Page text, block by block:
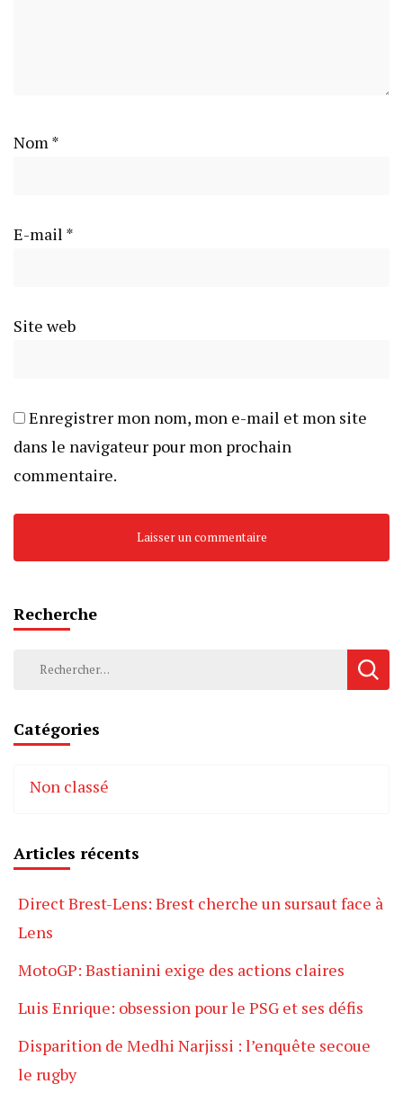
Nom *
E-mail *
Site web
Enregistrer mon nom, mon e-mail et mon site
dans le navigateur pour mon prochain
commentaire.
Recherche
Rechercher :
Catégories
Non classé
Articles récents
Direct Brest-Lens: Brest cherche un sursaut face à
Lens
MotoGP: Bastianini exige des actions claires
Luis Enrique: obsession pour le PSG et ses défis
Disparition de Medhi Narjissi : l’enquête secoue
le rugby